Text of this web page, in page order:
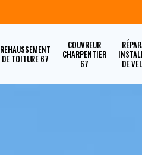
REHAUSSEMENT
DE TOITURE 67
COUVREUR
CHARPENTIER
67
DE